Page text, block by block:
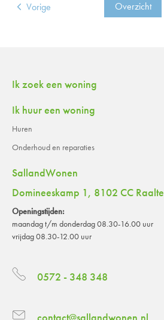
Overzicht
Vorige
Contactinformatie
Ik zoek een woning
Ik huur een woning
Huren
Onderhoud en reparaties
SallandWonen
Domineeskamp 1, 8102 CC Raalte
Openingstijden:
maandag t/m donderdag 08.30-16.00 uur
vrijdag 08.30-12.00 uur
0572 - 348 348